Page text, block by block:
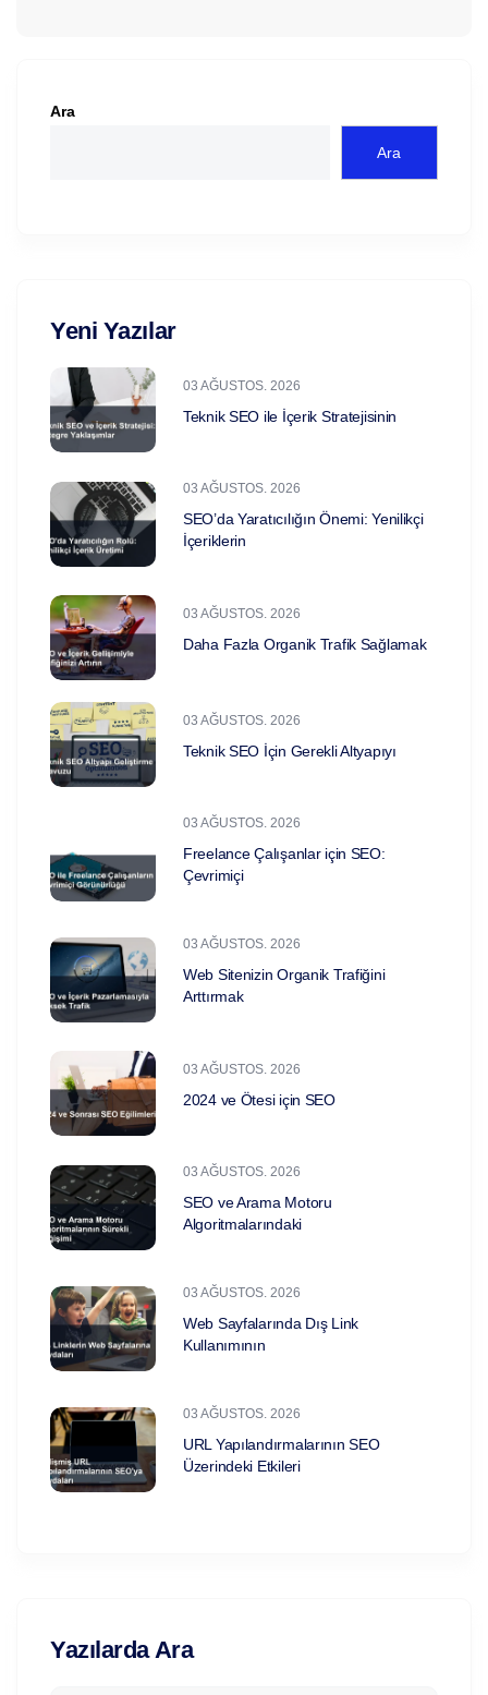
Ara
Ara
Yeni Yazılar
03 AĞUSTOS. 2026
Teknik SEO ile İçerik Stratejisinin
03 AĞUSTOS. 2026
SEO’da Yaratıcılığın Önemi: Yenilikçi
İçeriklerin
03 AĞUSTOS. 2026
Daha Fazla Organik Trafik Sağlamak
03 AĞUSTOS. 2026
Teknik SEO İçin Gerekli Altyapıyı
03 AĞUSTOS. 2026
Freelance Çalışanlar için SEO:
Çevrimiçi
03 AĞUSTOS. 2026
Web Sitenizin Organik Trafiğini
Arttırmak
03 AĞUSTOS. 2026
2024 ve Ötesi için SEO
03 AĞUSTOS. 2026
SEO ve Arama Motoru
Algoritmalarındaki
03 AĞUSTOS. 2026
Web Sayfalarında Dış Link
Kullanımının
03 AĞUSTOS. 2026
URL Yapılandırmalarının SEO
Üzerindeki Etkileri
Yazılarda Ara